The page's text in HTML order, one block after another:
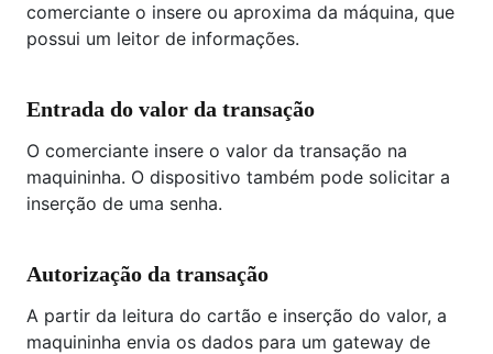
comerciante o insere ou aproxima da máquina, que
possui um leitor de informações.
Entrada do valor da transação
O comerciante insere o valor da transação na
maquininha. O dispositivo também pode solicitar a
inserção de uma senha.
Autorização da transação
A partir da leitura do cartão e inserção do valor, a
maquininha envia os dados para um gateway de